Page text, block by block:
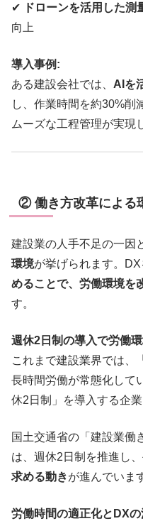
✔
ドローンを活用した測
向上
導入事例:
ある建設会社では、 AIを
し、作業時間を約30%削
ムーズな工程管理が実現
② 働き方改革による
建設業の人手不足の一因
環境が挙げられます。
めることで、労働環境を
す。
週休2日制の導入で労働
これまで建設業界では、
長時間労働が常態化して
休2日制」を導入する企業
国土交通省の「建設業働
は、週休2日制を推進し、
求める動きが進んでいま
労働時間の適正化とDXの